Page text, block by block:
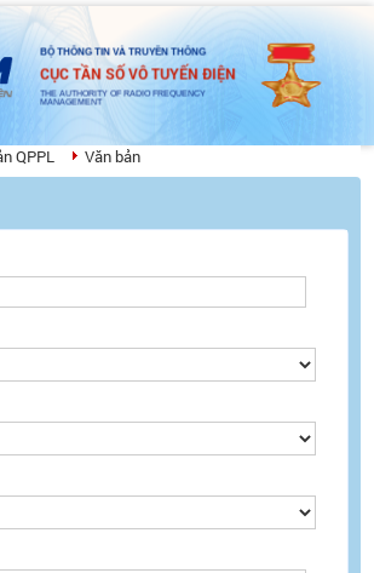
BỘ THÔNG TIN VÀ TRUYỀN THÔNG
CỤC TẦN SỐ VÔ TUYẾN ĐIỆN
THE AUTHORITY OF RADIO FREQUENCY
MANAGEMENT
QPPL Văn bản